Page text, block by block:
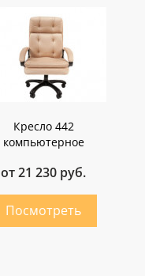
Кресло 442
компьютерное
от 21 230 руб.